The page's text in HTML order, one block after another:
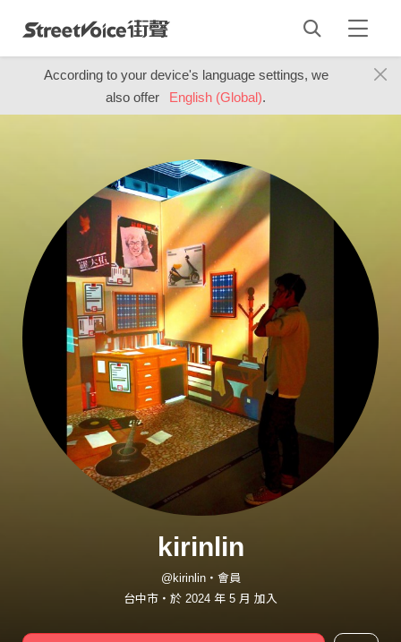
According to your device's language settings, we
also offer
English (Global).
kirinlin
@kirinlin・會員
台中市・於 2024 年 5 月 加入